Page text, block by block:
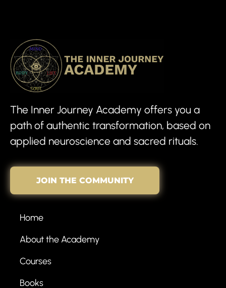
The Inner Journey Academy offers you a
path of authentic transformation, based on
applied neuroscience and sacred rituals.
JOIN THE COMMUNITY
Home
About the Academy
Courses
Books